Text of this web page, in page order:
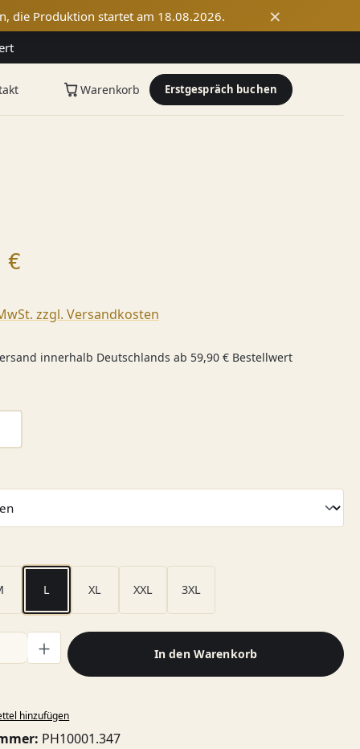
die Produktion startet am 18.08.2026. ×
Warenkorb Erstgespräch buchen
Preis:
zzgl. Versandkosten
innerhalb Deutschlands ab 59,90 € Bestellwert
L XL XXL 3XL
Gib den gewünschten Wert ein oder benutze die
In den Warenkorb
hinzufügen
PH10001.347